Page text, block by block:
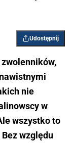
Udostępnij
nie
w
wszystko to
względu